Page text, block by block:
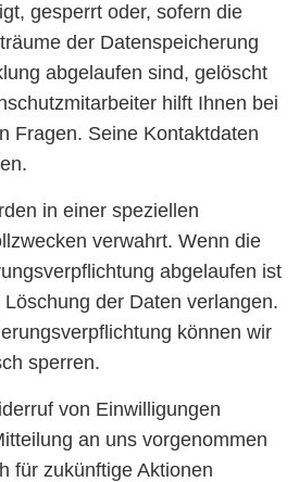
gesperrt oder, sofern die
der Datenspeicherung
abgelaufen sind, gelöscht
hilft Ihnen bei
Fragen. Seine Kontaktdaten
in einer speziellen
verwahrt. Wenn die
abgelaufen ist
der Daten verlangen.
können wir
sperren.
von Einwilligungen
an uns vorgenommen
für zukünftige Aktionen